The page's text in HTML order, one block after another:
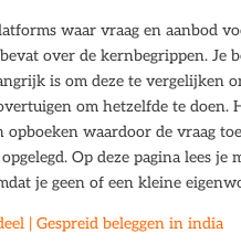
waar vraag en aanbod
over de kernbegrippen. Je
is om deze te vergelijken
om hetzelfde te doen.
opboeken waardoor de vraag
Op deze pagina lees
je geen of een kleine
| Gespreid beleggen in india